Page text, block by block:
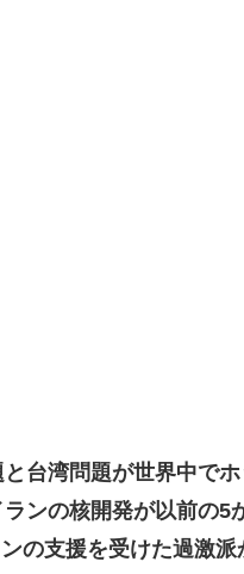
台湾問題が世界中で
ンの核開発が以前の5
の支援を受けた過激派